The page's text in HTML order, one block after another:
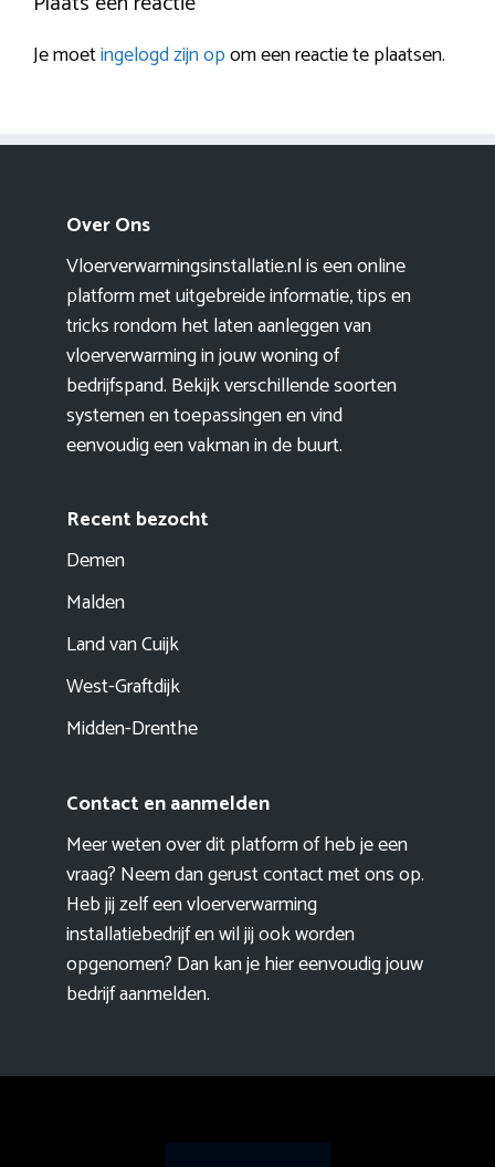
Je moetingelogd zijn opom een reactie te plaatsen.
Over Ons
Vloerverwarmingsinstallatie.nl is een online
platform met uitgebreide informatie, tips en
tricks rondom het laten aanleggen van
vloerverwarming in jouw woning of
bedrijfspand. Bekijk verschillende soorten
systemen en toepassingen en vind
eenvoudig een vakman in de buurt.
Recent bezocht
Demen
Malden
Land van Cuijk
West-Graftdijk
Midden-Drenthe
Contact en aanmelden
Meer weten over dit platform of heb je een
vraag? Neem dan gerust contact met ons op.
Heb jij zelf een vloerverwarming
installatiebedrijf en wil jij ook worden
opgenomen? Dan kan je hier eenvoudigjouw
bedrijf aanmelden.